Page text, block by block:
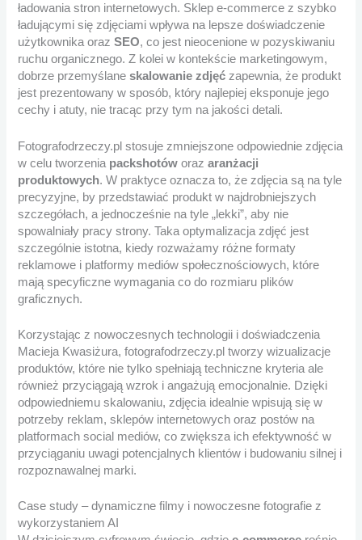
ładowania stron internetowych. Sklep e-commerce z szybko
ładującymi się zdjęciami wpływa na lepsze doświadczenie
użytkownika orazSEO, co jest nieocenione w pozyskiwaniu
ruchu organicznego. Z kolei w kontekście marketingowym,
dobrze przemyślaneskalowanie zdjęć zapewnia, że produkt
jest prezentowany w sposób, który najlepiej eksponuje jego
cechy i atuty, nie tracąc przy tym na jakości detali.
Fotografodrzeczy.pl stosuje zmniejszone odpowiednie zdjęcia
w celu tworzenia packshotów orazaranżacji
produktowych. W praktyce oznacza to, że zdjęcia są na tyle
precyzyjne, by przedstawiać produkt w najdrobniejszych
szczegółach, a jednocześnie na tyle „lekki”, aby nie
spowalniały pracy strony. Taka optymalizacja zdjęć jest
szczególnie istotna, kiedy rozważamy różne formaty
reklamowe i platformy mediów społecznościowych, które
mają specyficzne wymagania co do rozmiaru plików
graficznych.
Korzystając z nowoczesnych technologii i doświadczenia
Macieja Kwasiżura, fotografodrzeczy.pl tworzy wizualizacje
produktów, które nie tylko spełniają techniczne kryteria ale
również przyciągają wzrok i angażują emocjonalnie. Dzięki
odpowiedniemu skalowaniu, zdjęcia idealnie wpisują się w
potrzeby reklam, sklepów internetowych oraz postów na
platformach social mediów, co zwiększa ich efektywność w
przyciąganiu uwagi potencjalnych klientów i budowaniu silnej i
rozpoznawalnej marki.
Case study – dynamiczne filmy i nowoczesne fotografie z
wykorzystaniem AI